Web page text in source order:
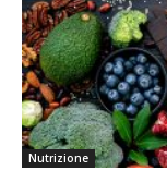
Nutrizione